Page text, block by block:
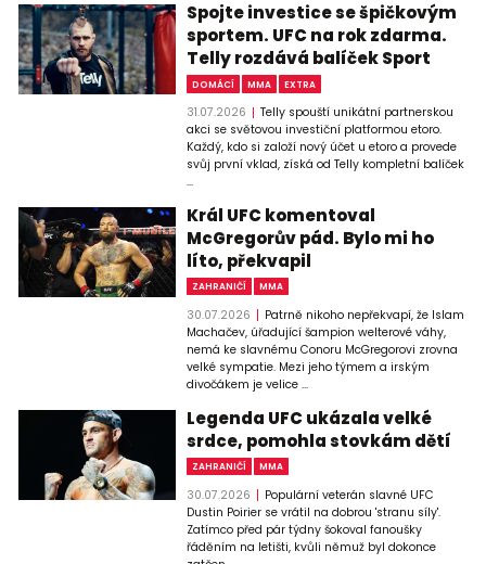
Spojte investice se špičkovým
sportem. UFC na rok zdarma.
Telly rozdává balíček Sport
DOMÁCÍ MMA EXTRA
31.07.2026
Telly spouští unikátní partnerskou
akci se světovou investiční platformou etoro.
Každý, kdo si založí nový účet u etoro a provede
svůj první vklad, získá od Telly kompletní balíček
...
Král UFC komentoval
McGregorův pád. Bylo mi ho
líto, překvapil
ZAHRANIČÍ MMA
30.07.2026
Patrně nikoho nepřekvapí, že Islam
Machačev, úřadující šampion welterové váhy,
nemá ke slavnému Conoru McGregorovi zrovna
velké sympatie. Mezi jeho týmem a irským
divočákem je velice ...
Legenda UFC ukázala velké
srdce, pomohla stovkám dětí
ZAHRANIČÍ MMA
30.07.2026
Populární veterán slavné UFC
Dustin Poirier se vrátil na dobrou 'stranu síly'.
Zatímco před pár týdny šokoval fanoušky
řáděním na letišti, kvůli němuž byl dokonce